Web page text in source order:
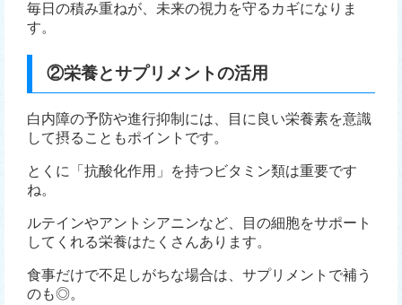
毎日の積み重ねが、未来の視力を守るカギになりま
す。
②栄養とサプリメントの活用
白内障の予防や進行抑制には、目に良い栄養素を意識
して摂ることもポイントです。
とくに「抗酸化作用」を持つビタミン類は重要です
ね。
ルテインやアントシアニンなど、目の細胞をサポート
してくれる栄養はたくさんあります。
食事だけで不足しがちな場合は、サプリメントで補う
のも◎。